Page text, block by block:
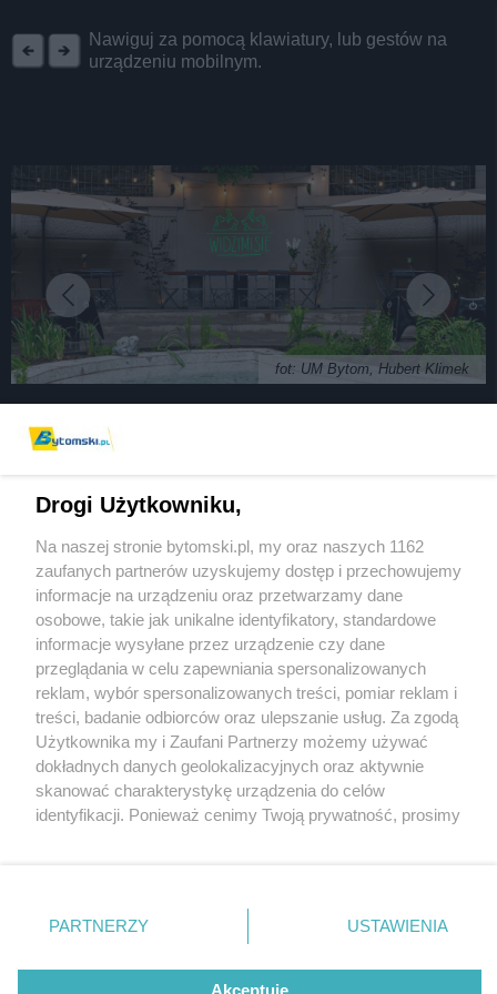
Nawiguj za pomocą klawiatury, lub gestów na
urządzeniu mobilnym.
fot: UM Bytom, Hubert Klimek
gastronomiczna ciekawostka na mapie Bytomia
3 / 5
Restauracja Widzimisie w
Bytomiu
Wydawca mediów lokalnych
Nie zapomnij
zapoznać się z:
polityką prywatności regulamin korzystania z portali
Twojemiasto
Piekary Śląskie
Chorzów
Tarnowskie Góry
Gliwice
Skontakuj sięz nami
Kontakt
Wydawca
Pogoda
Drogi Użytkowniku,
Na naszej stronie bytomski.pl, my oraz naszych 1162
zaufanych partnerów uzyskujemy dostęp i przechowujemy
informacje na urządzeniu oraz przetwarzamy dane
osobowe, takie jak unikalne identyfikatory, standardowe
informacje wysyłane przez urządzenie czy dane
przeglądania w celu zapewniania spersonalizowanych
reklam, wybór spersonalizowanych treści, pomiar reklam i
treści, badanie odbiorców oraz ulepszanie usług. Za zgodą
Użytkownika my i Zaufani Partnerzy możemy używać
dokładnych danych geolokalizacyjnych oraz aktywnie
skanować charakterystykę urządzenia do celów
identyfikacji. Ponieważ cenimy Twoją prywatność, prosimy
prywatności znajdujący się w lewym dolnym rogu strony
. Niektóre rodzaje przetwarzania danych nie wymagają
zgody użytkownika, ale masz prawo sprzeciwić się
takiemu przetwarzaniu. Preferencje będą miały
PARTNERZY USTAWIENIA
Akceptuję